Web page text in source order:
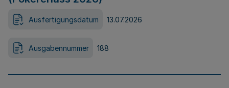
Ausfertigungsdatum 13.07.2026
Ausgabennummer 188